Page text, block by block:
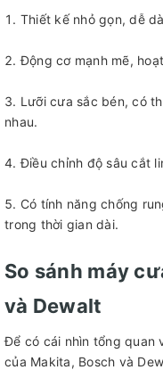
Thiết kế nhỏ gọn, dễ
Động cơ mạnh mẽ,
Lưỡi cưa sắc bén, có
nhau.
Điều chỉnh độ sâu cắt
Có tính năng chống
trong thời gian dài.
So sánh máy
và Dewalt
Để có cái nhìn tổng quan
của Makita, Bosch và